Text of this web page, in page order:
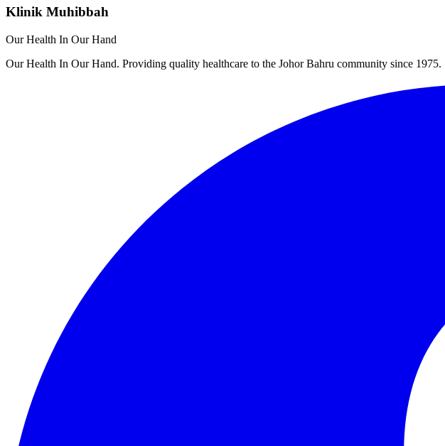
Klinik Muhibbah
Our Health In Our Hand
Our Health In Our Hand. Providing quality healthcare to the Johor Bahru community since 1975.